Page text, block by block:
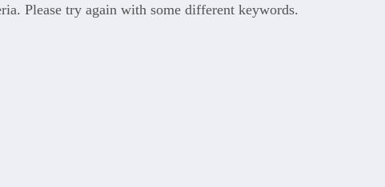
Please try again with some different keywords.